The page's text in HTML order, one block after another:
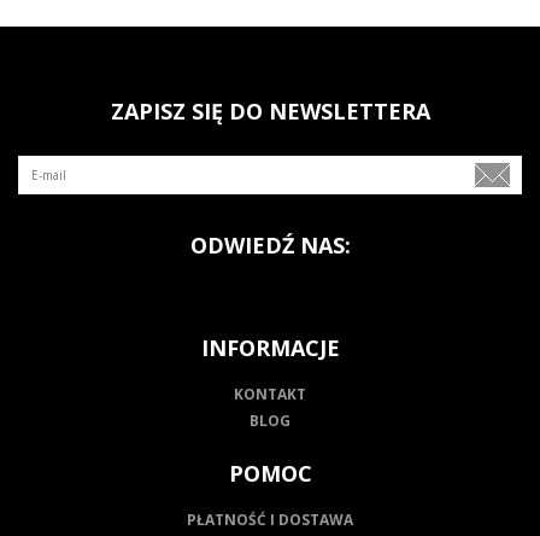
ZAPISZ SIĘ DO NEWSLETTERA
ODWIEDŹ NAS:
INFORMACJE
KONTAKT
BLOG
POMOC
PŁATNOŚĆ I DOSTAWA